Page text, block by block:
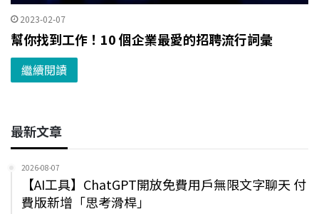
2023-02-07
幫你找到工作！10 個企業最愛的招聘流行詞彙
繼續閱讀
最新文章
2026-08-07
【AI工具】ChatGPT開放免費用戶無限文字聊天 付
費版新增「思考滑桿」